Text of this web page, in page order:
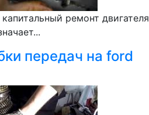
ремонт двигателя
передач на ford